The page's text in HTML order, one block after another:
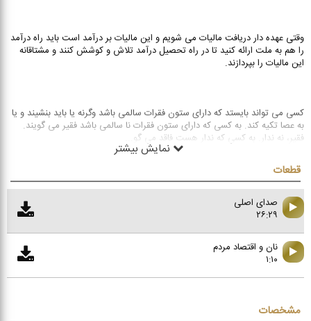
وقتی عهده دار دریافت مالیات می شویم و این مالیات بر درآمد است باید راه درآمد
را هم به ملت ارائه کنید تا در راه تحصیل درآمد تلاش و کوشش کنند و مشتاقانه
این مالیات را بپردازند.
کسی می تواند بایستد که دارای ستون فقرات سالمی باشد وگرنه یا باید بنشیند و یا
به عصا تکیه کند. به کسی که دارای ستون فقرات نا سالمی باشد فقیر می گویند.
فقیر، نه ندار. به کسی که ندار هست فاقد می گو
نمایش بیشتر
قطعات
صدای اصلی
۲۶:۲۹
نان و اقتصاد مردم
۱:۱۰
مشخصات